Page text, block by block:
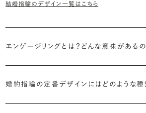
結婚指輪のデザイン一覧はこちら
エンゲージリングとは？どんな意味がある
リング」は婚約指輪の別名です。
婚約指輪の定番デザインにはどのような種